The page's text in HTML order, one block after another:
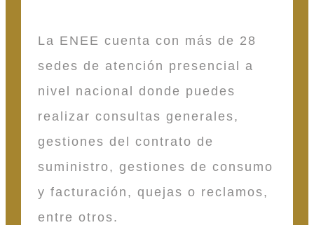
La ENEE cuenta con más de 28
sedes de atención presencial a
nivel nacional donde puedes
realizar consultas generales,
gestiones del contrato de
suministro, gestiones de consumo
y facturación, quejas o reclamos,
entre otros.